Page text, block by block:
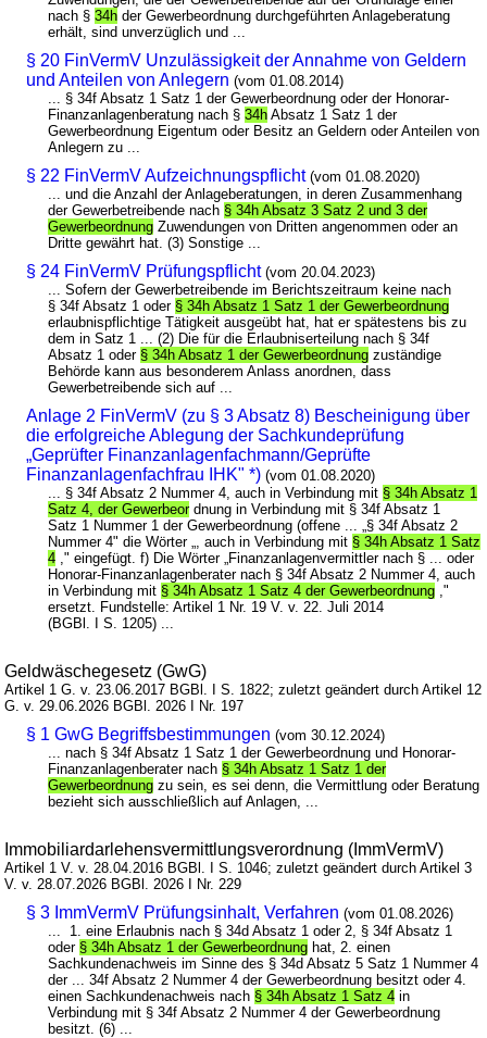
nach §34h der Gewerbeordnung durchgeführten Anlageberatung
erhält, sind unverzüglich und ...
§ 20 FinVermV Unzulässigkeit der Annahme von Geldern
und Anteilen von Anlegern (vom 01.08.2014)
... § 34f Absatz 1 Satz 1 der Gewerbeordnung oder der Honorar-
Finanzanlagenberatung nach §34h Absatz 1 Satz 1 der
Gewerbeordnung Eigentum oder Besitz an Geldern oder Anteilen von
Anlegern zu ...
§ 22 FinVermV Aufzeichnungspflicht (vom 01.08.2020)
... und die Anzahl der Anlageberatungen, in deren Zusammenhang
der Gewerbetreibende nach § 34h Absatz 3 Satz 2 und 3 der
Gewerbeordnung Zuwendungen von Dritten angenommen oder an
Dritte gewährt hat. (3) Sonstige ...
§ 24 FinVermV Prüfungspflicht (vom 20.04.2023)
... Sofern der Gewerbetreibende im Berichtszeitraum keine nach
§ 34f Absatz 1 oder § 34h Absatz 1 Satz 1 der Gewerbeordnung
erlaubnispflichtige Tätigkeit ausgeübt hat, hat er spätestens bis zu
dem in Satz 1 ... (2) Die für die Erlaubniserteilung nach § 34f
Absatz 1 oder § 34h Absatz 1 der Gewerbeordnung zuständige
Behörde kann aus besonderem Anlass anordnen, dass
Gewerbetreibende sich auf ...
Anlage 2 FinVermV (zu § 3 Absatz 8) Bescheinigung über
die erfolgreiche Ablegung der Sachkundeprüfung
„Geprüfter Finanzanlagenfachmann/Geprüfte
Finanzanlagenfachfrau IHK" *) (vom 01.08.2020)
... § 34f Absatz 2 Nummer 4, auch in Verbindung mit § 34h Absatz 1
Satz 4, der Gewerbeordnung in Verbindung mit § 34f Absatz 1
Satz 1 Nummer 1 der Gewerbeordnung (offene ... „§ 34f Absatz 2
Nummer 4" die Wörter „, auch in Verbindung mit § 34h Absatz 1 Satz
4 ," eingefügt. f) Die Wörter „Finanzanlagenvermittler nach § ... oder
Honorar-Finanzanlagenberater nach § 34f Absatz 2 Nummer 4, auch
in Verbindung mit § 34h Absatz 1 Satz 4 der Gewerbeordnung ,"
ersetzt. Fundstelle: Artikel 1 Nr. 19 V. v. 22. Juli 2014
(BGBl. I S. 1205) ...
Geldwäschegesetz (GwG)
Artikel 1 G. v. 23.06.2017 BGBl. I S. 1822; zuletzt geändert durch Artikel 12
G. v. 29.06.2026 BGBl. 2026 I Nr. 197
§ 1 GwG Begriffsbestimmungen (vom 30.12.2024)
... nach § 34f Absatz 1 Satz 1 der Gewerbeordnung und Honorar-
Finanzanlagenberater nach § 34h Absatz 1 Satz 1 der
Gewerbeordnung zu sein, es sei denn, die Vermittlung oder Beratung
bezieht sich ausschließlich auf Anlagen, ...
Immobiliardarlehensvermittlungsverordnung (ImmVermV)
Artikel 1 V. v. 28.04.2016 BGBl. I S. 1046; zuletzt geändert durch Artikel 3
V. v. 28.07.2026 BGBl. 2026 I Nr. 229
§ 3 ImmVermV Prüfungsinhalt, Verfahren (vom 01.08.2026)
... 1. eine Erlaubnis nach § 34d Absatz 1 oder 2, § 34f Absatz 1
oder § 34h Absatz 1 der Gewerbeordnung hat, 2. einen
Sachkundenachweis im Sinne des § 34d Absatz 5 Satz 1 Nummer 4
der ... 34f Absatz 2 Nummer 4 der Gewerbeordnung besitzt oder 4.
einen Sachkundenachweis nach § 34h Absatz 1 Satz 4 in
Verbindung mit § 34f Absatz 2 Nummer 4 der Gewerbeordnung
besitzt. (6) ...